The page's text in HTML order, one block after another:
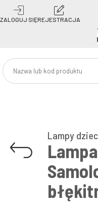
ZALOGUJ SIĘREJESTRACJA
Lampy